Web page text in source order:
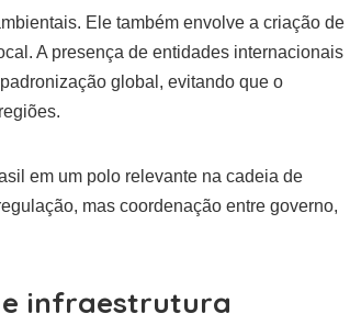
Ele também envolve a criação de
A presença de entidades internacionais
global, evitando que o
em um polo relevante na cadeia de
mas coordenação entre governo,
infraestrutura